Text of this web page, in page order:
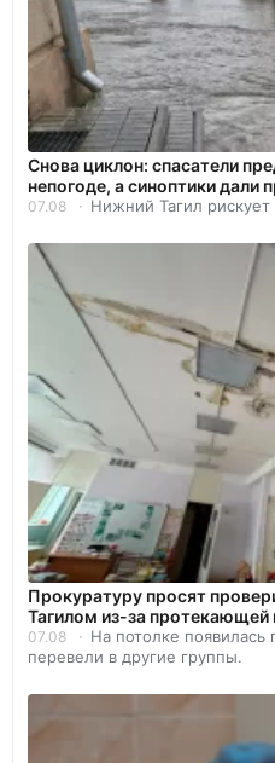
Снова циклон: спасатели
непогоде, а синоптики дали
07.08 Нижний Тагил рискует
Прокуратуру просят
Тагилом из-за
07.08
На потолке появилась
перевели в другие группы.